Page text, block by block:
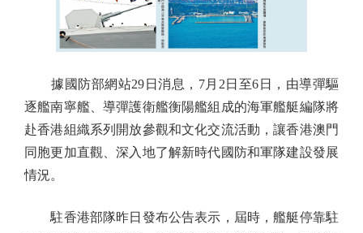
據國防部網站29日消息，7月2日至6日，由導彈驅
逐艦南寧艦、導彈護衛艦衡陽艦組成的海軍艦艇編隊將
赴香港組織系列開放參觀和文化交流活動，讓香港澳門
同胞更加直觀、深入地了解新時代國防和軍隊建設發展
情況。
駐香港部隊昨日發布公告表示，屆時，艦艇停靠駐